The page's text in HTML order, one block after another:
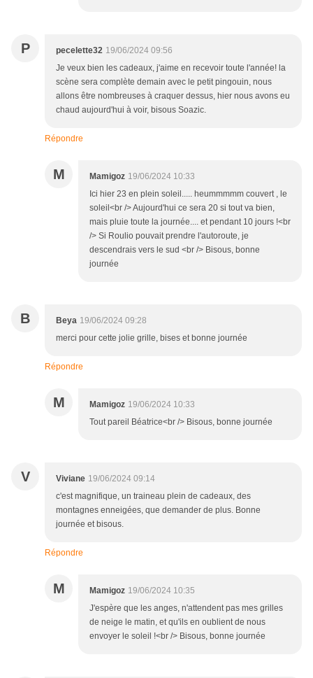
P pecelette32 19/06/2024 09:56
Je veux bien les cadeaux, j'aime en recevoir toute l'année! la
scène sera complète demain avec le petit pingouin, nous
allons être nombreuses à craquer dessus, hier nous avons eu
chaud aujourd'hui à voir, bisous Soazic.
Répondre
M Mamigoz 19/06/2024 10:33
Ici hier 23 en plein soleil..... heummmmm couvert , le
soleil<br /> Aujourd'hui ce sera 20 si tout va bien,
mais pluie toute la journée.... et pendant 10 jours !<br
/> Si Roulio pouvait prendre l'autoroute, je
descendrais vers le sud <br /> Bisous, bonne
journée
B Beya 19/06/2024 09:28
merci pour cette jolie grille, bises et bonne journée
Répondre
M Mamigoz 19/06/2024 10:33
Tout pareil Béatrice<br /> Bisous, bonne journée
V Viviane 19/06/2024 09:14
c'est magnifique, un traineau plein de cadeaux, des
montagnes enneigées, que demander de plus. Bonne
journée et bisous.
Répondre
M Mamigoz 19/06/2024 10:35
J'espère que les anges, n'attendent pas mes grilles
de neige le matin, et qu'ils en oublient de nous
envoyer le soleil !<br /> Bisous, bonne journée